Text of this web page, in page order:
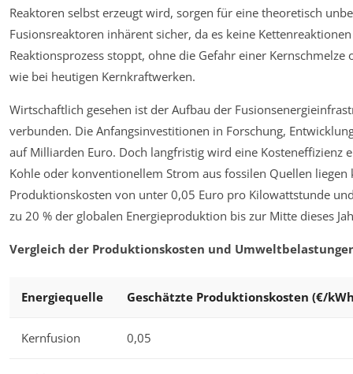
Reaktoren selbst erzeugt wird, sorgen für eine theoretisch
Fusionsreaktoren inhärent sicher, da es keine
Reaktionsprozess stoppt, ohne die Gefahr einer
wie bei heutigen Kernkraftwerken.
Wirtschaftlich gesehen ist der Aufbau der
verbunden. Die Anfangsinvestitionen in Forschung,
auf Milliarden Euro. Doch langfristig wird eine Kosteneffizienz
Kohle oder konventionellem Strom aus fossilen Quellen
Produktionskosten von unter 0,05 Euro pro Kilowattstunde
zu 20 % der globalen Energieproduktion bis zur Mitte dieses
Vergleich der Produktionskosten und
Energiequelle Geschätzte Produktionskosten (€/
Kernfusion 0,05